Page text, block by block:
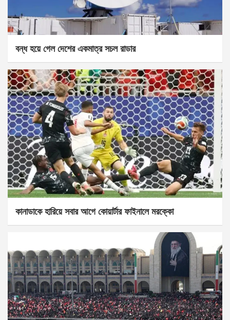
বন্ধ হয়ে গেল দেশের একমাত্র সচল রাডার
কানাডাকে হারিয়ে সবার আগে কোয়ার্টার ফাইনালে মরক্কো